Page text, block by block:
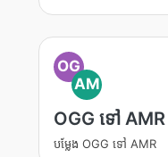
OG
AM
OGG ទៅ AMR
បម្លែង OGG ទៅ AMR